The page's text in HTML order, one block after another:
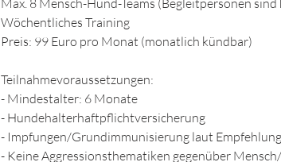
Max. 8 Mensch-Hund-Teams (Begleitpersonen
Wöchentliches Training
Preis: 99 Euro pro Monat (monatlich kündbar)
Teilnahmevoraussetzungen:
- Mindestalter: 6 Monate
- Hundehalterhaftpflichtversicherung
- Impfungen/Grundimmunisierung laut
- Keine Aggressionsthematiken gegenüber